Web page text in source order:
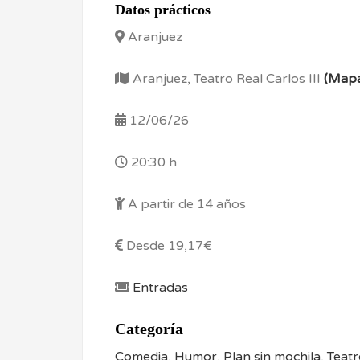
Datos prácticos
Aranjuez
Aranjuez, Teatro Real Carlos III
12/06/26
20:30 h
A partir de 14 años
Desde 19,17€
Entradas
Categoría
Comedia Humor Plan sin mochila ,